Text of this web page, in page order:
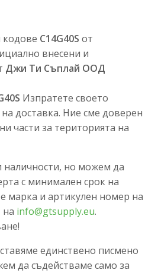
C14G40S от
внесени и
Джи Ти Съплай ООД
Изпратете своето
доставка. Ние сме доверен
части за територията на
но можем да
с минимален срок на
марка и артикулен номер на
на info@gtsupply.eu.
единствено писмено
да съдействаме само за